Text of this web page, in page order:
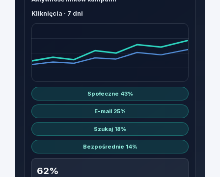
Kliknięcia · 7 dni
Społeczne 43%
E-mail 25%
Szukaj 18%
Bezpośrednie 14%
62%